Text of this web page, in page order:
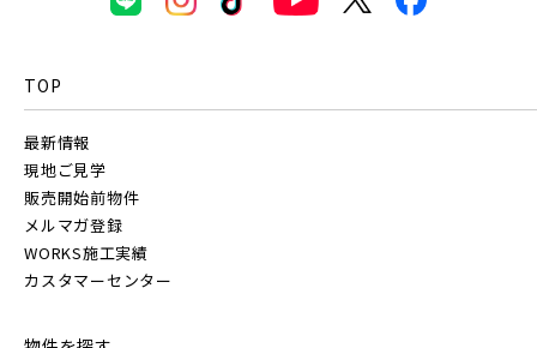
TOP
最新情報
現地ご見学
販売開始前物件
メルマガ登録
WORKS施工実績
カスタマーセンター